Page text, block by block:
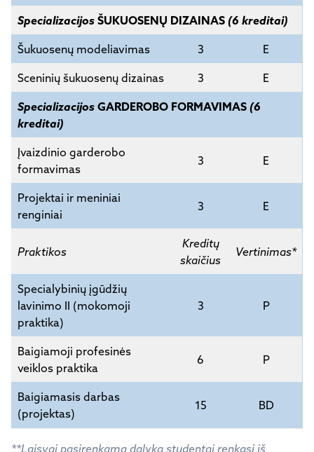
Specializacijos ŠUKUOSENŲ DIZAINAS (6 kreditai)
Šukuosenų modeliavimas 3 E
Sceninių šukuosenų dizainas 3 E
Specializacijos GARDEROBO FORMAVIMAS (6
kreditai)
Įvaizdinio garderobo
formavimas
3 E
Projektai ir meniniai
renginiai
3 E
Praktikos
Kreditų
skaičius
Vertinimas*
Specialybinių įgūdžių
lavinimo II (mokomoji
praktika)
3 P
Baigiamoji profesinės
veiklos praktika
6 P
Baigiamasis darbas
(projektas)
15 BD
**Laisvai pasirenkamą dalyką studentai renkasi iš